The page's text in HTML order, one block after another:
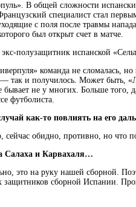
В общей сложности
специалист стал
с поля после травмы
был открыт счет в матче.
полузащитник испанской
команда не сломалась,
и получилось. Может быть,
не у многих. Больше того,
футболиста.
как-то повлиять на его
обидно, противно, но что
Салаха и Карвахаля…
на руку нашей сборной.
сборной Испании.